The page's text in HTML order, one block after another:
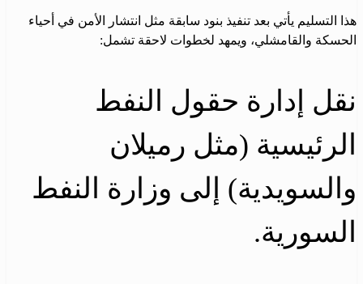
هذا التسليم يأتي بعد تنفيذ بنود سابقة مثل انتشار الأمن في أحياء
الحسكة والقامشلي، ويمهد لخطوات لاحقة تشمل:
نقل إدارة حقول النفط
الرئيسية (مثل رميلان
والسويدية) إلى وزارة النفط
السورية.